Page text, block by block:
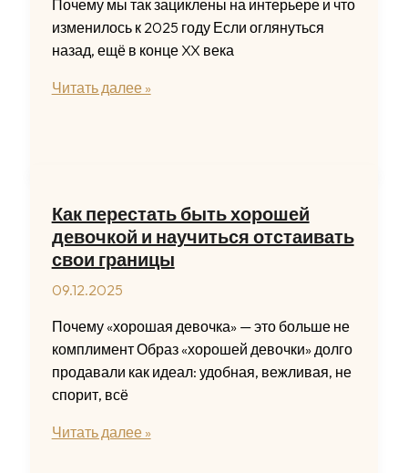
Почему мы так зациклены на интерьере и что
изменилось к 2025 году Если оглянуться
назад, ещё в конце XX века
Как
больших
затрат
и
лишних
Читать далее »
Как перестать быть хорошей
девочкой и научиться отстаивать
свои границы
09.12.2025
Почему «хорошая девочка» — это больше не
комплимент Образ «хорошей девочки» долго
продавали как идеал: удобная, вежливая, не
спорит, всё
Как
Читать далее »